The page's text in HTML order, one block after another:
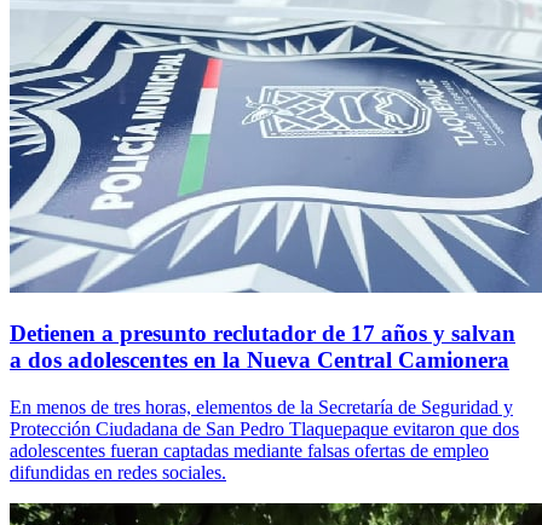
Detienen a presunto reclutador de 17 años y salvan
a dos adolescentes en la Nueva Central Camionera
En menos de tres horas, elementos de la Secretaría de Seguridad y
Protección Ciudadana de San Pedro Tlaquepaque evitaron que dos
adolescentes fueran captadas mediante falsas ofertas de empleo
difundidas en redes sociales.